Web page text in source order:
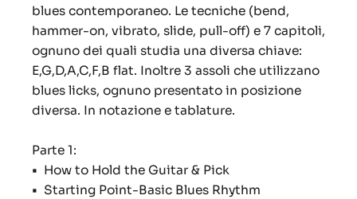
blues contemporaneo. Le tecniche (bend,
hammer-on, vibrato, slide, pull-off) e 7 capitoli,
ognuno dei quali studia una diversa chiave:
E,G,D,A,C,F,B flat. Inoltre 3 assoli che utilizzano
blues licks, ognuno presentato in posizione
diversa. In notazione e tablature.
Parte 1:
• How to Hold the Guitar & Pick
• Starting Point-Basic Blues Rhythm